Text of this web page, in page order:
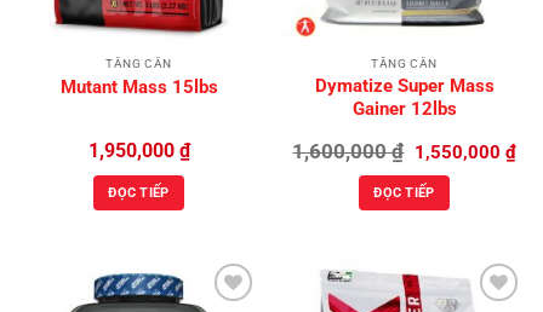
TĂNG CÂN
Mutant Mass 15lbs
1,950,000 ₫
ĐỌC TIẾP
TĂNG CÂN
Dymatize Super Mass
Gainer 12lbs
1,600,000₫ Giá
gốc
là:
1,600,000 ₫.
1,550,000 ₫Giá
ĐỌC TIẾP